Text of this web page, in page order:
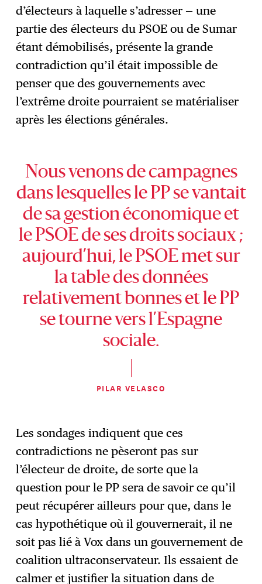
d’électeurs à laquelle s’adresser — une
partie des électeurs du PSOE ou de Sumar
étant démobilisés, présente la grande
contradiction qu’il était impossible de
penser que des gouvernements avec
l’extrême droite pourraient se matérialiser
après les élections générales.
Nous venons de campagnes
dans lesquelles le PP se vantait
de sa gestion économique et
le PSOE de ses droits sociaux ;
aujourd’hui, le PSOE met sur
la table des données
relativement bonnes et le PP
se tourne vers l’Espagne
sociale.
PILAR VELASCO
Les sondages indiquent que ces
contradictions ne pèseront pas sur
l’électeur de droite, de sorte que la
question pour le PP sera de savoir ce qu’il
peut récupérer ailleurs pour que, dans le
cas hypothétique où il gouvernerait, il ne
soit pas lié à Vox dans un gouvernement de
coalition ultraconservateur. Ils essaient de
calmer et justifier la situation dans de